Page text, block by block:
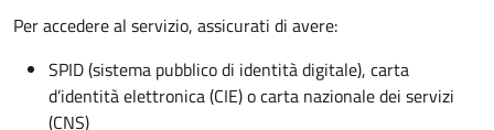
Per accedere al servizio, assicurati di avere:
SPID (sistema pubblico di identità digitale), carta
d’identità elettronica (CIE) o carta nazionale dei servizi
(CNS)